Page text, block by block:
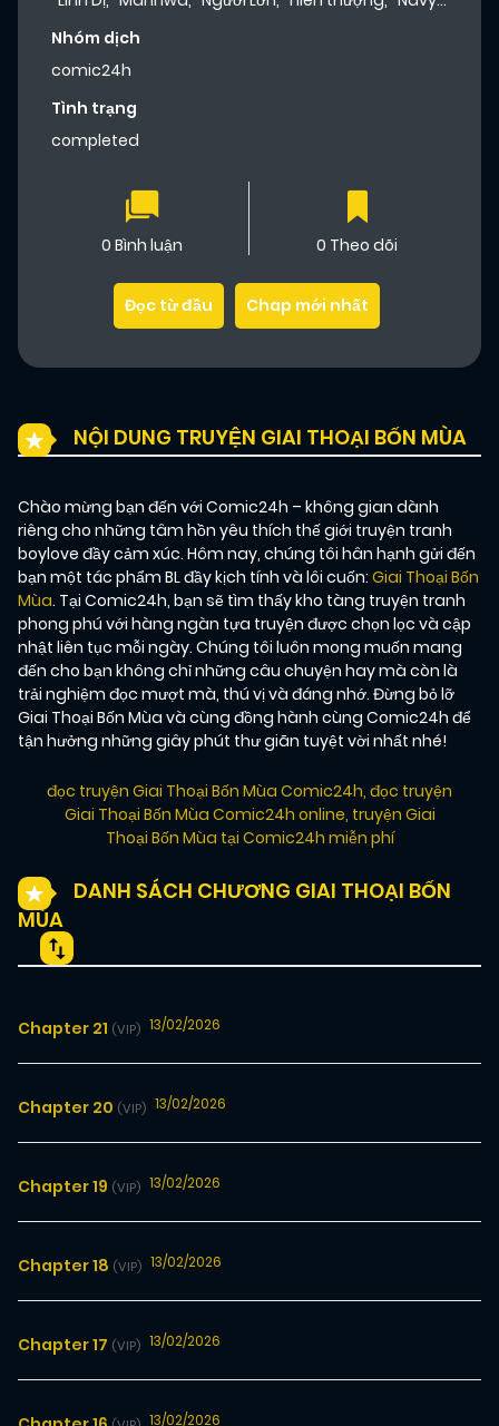
Nhóm dịch
comic24h
Tình trạng
completed
0 Bình luận 0 Theo dõi
Đọc từ đầu Chap mới nhất
NỘI DUNG TRUYỆN GIAI THOẠI BỐN MÙA
Chào mừng bạn đến với Comic24h – không gian dành
riêng cho những tâm hồn yêu thích thế giới truyện tranh
boylove đầy cảm xúc. Hôm nay, chúng tôi hân hạnh gửi đến
bạn một tác phẩm BL đầy kịch tính và lôi cuốn: Giai Thoại Bốn
Mùa. Tại Comic24h, bạn sẽ tìm thấy kho tàng truyện tranh
phong phú với hàng ngàn tựa truyện được chọn lọc và cập
nhật liên tục mỗi ngày. Chúng tôi luôn mong muốn mang
đến cho bạn không chỉ những câu chuyện hay mà còn là
trải nghiệm đọc mượt mà, thú vị và đáng nhớ. Đừng bỏ lỡ
Giai Thoại Bốn Mùa và cùng đồng hành cùng Comic24h để
tận hưởng những giây phút thư giãn tuyệt vời nhất nhé!
đọc truyện Giai Thoại Bốn Mùa Comic24h, đọc truyện
Giai Thoại Bốn Mùa Comic24h online, truyện Giai
Thoại Bốn Mùa tại Comic24h miễn phí
DANH SÁCH CHƯƠNG GIAI THOẠI BỐN
MÙA
Chapter 21 (VIP) 13/02/2026
Chapter 20 (VIP) 13/02/2026
Chapter 19 (VIP) 13/02/2026
Chapter 18 (VIP) 13/02/2026
Chapter 17 (VIP) 13/02/2026
13/02/2026